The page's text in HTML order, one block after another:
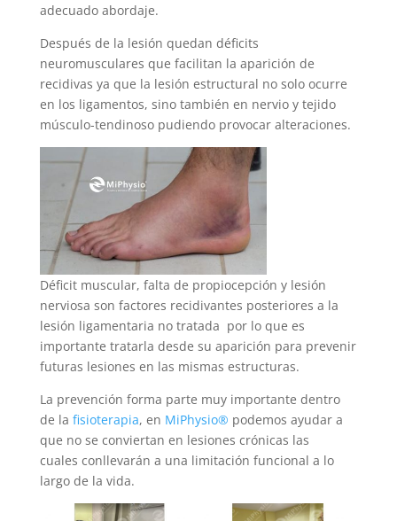
adecuado abordaje.
Después de la lesión quedan déficits
neuromusculares que facilitan la aparición de
recidivas ya que la lesión estructural no solo ocurre
en los ligamentos, sino también en nervio y tejido
músculo-tendinoso pudiendo provocar alteraciones.
Déficit muscular, falta de propiocepción y lesión
nerviosa son factores recidivantes posteriores a la
lesión ligamentaria no tratada por lo que es
importante tratarla desde su aparición para prevenir
futuras lesiones en las mismas estructuras.
La prevención forma parte muy importante dentro
de la fisioterapia, en MiPhysio® podemos ayudar a
que no se conviertan en lesiones crónicas las
cuales conllevarán a una limitación funcional a lo
largo de la vida.